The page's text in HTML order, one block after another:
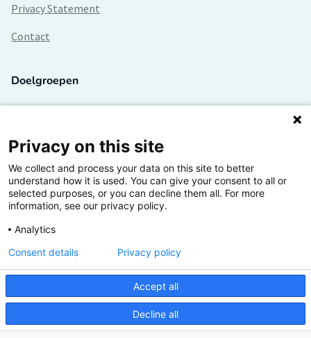
Privacy Statement
Contact
Doelgroepen
Lectoren en onderzoekers
Bedrijven
Hogescholen
De grootste kennisbank van het HBO
Inspiratie op jouw vakgebied
Vrij toegankelijk
Privacy on this site
We collect and process your data on this site to better
understand how it is used. You can give your consent to all or
selected purposes, or you can decline them all. For more
information, see our privacy policy.
Analytics
Accept all
Decline all
Consent details Privacy policy